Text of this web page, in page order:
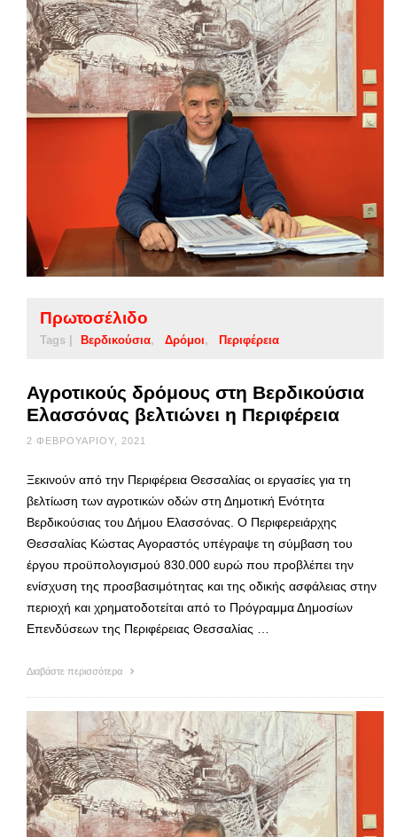
Πρωτοσέλιδο
Tags | Βερδικούσια Δρόμοι Περιφέρεια
Αγροτικούς δρόμους στη Βερδικούσια
Ελασσόνας βελτιώνει η Περιφέρεια
2 ΦΕΒΡΟΥΑΡΊΟΥ, 2021
Ξεκινούν από την Περιφέρεια Θεσσαλίας οι εργασίες για τη
βελτίωση των αγροτικών οδών στη Δημοτική Ενότητα
Βερδικούσιας του Δήμου Ελασσόνας. Ο Περιφερειάρχης
Θεσσαλίας Κώστας Αγοραστός υπέγραψε τη σύμβαση του
έργου προϋπολογισμού 830.000 ευρώ που προβλέπει την
ενίσχυση της προσβασιμότητας και της οδικής ασφάλειας στην
περιοχή και χρηματοδοτείται από το Πρόγραμμα Δημοσίων
Επενδύσεων της Περιφέρειας Θεσσαλίας …
Διαβάστε περισσότερα